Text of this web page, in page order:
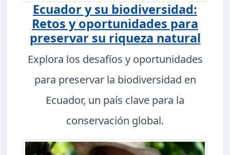
Ecuador y su biodiversidad:
Retos y oportunidades para
preservar su riqueza natural
Explora los desafíos y oportunidades
para preservar la biodiversidad en
Ecuador, un país clave para la
conservación global.